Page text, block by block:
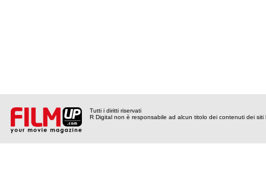
Tutti i diritti riservati
R Digital non è responsabile ad alcun titolo dei contenuti dei siti